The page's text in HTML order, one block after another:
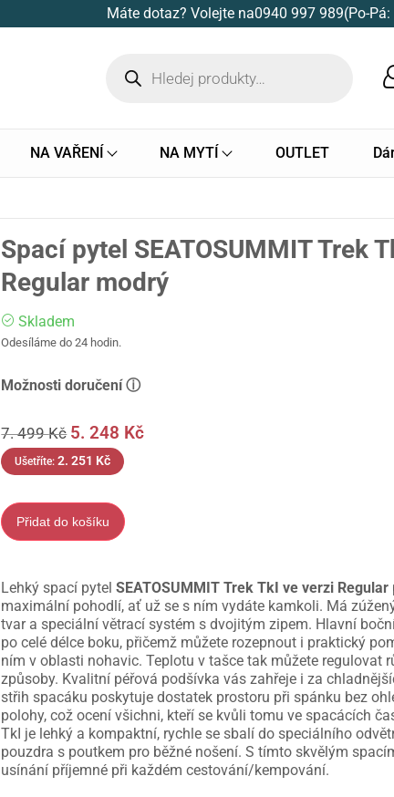
Máte dotaz? Volejte na0940 997 989(Po-
NA VAŘENÍ NA MYTÍ OUTLET
Spací pytel SEATOSUMMIT Trek
Regular modrý
Skladem
Odesíláme do 24 hodin.
Možnosti doručení ⓘ
7. 499Kč 5. 248 Kč
Ušetříte:2. 251 Kč
Přidat do košíku
Lehký spací pytelSEATOSUMMIT Trek TkI ve verzi Regular
maximální pohodlí, ať už se s ním vydáte kamkoli. Má
tvar a speciální větrací systém s dvojitým zipem. Hlavní
po celé délce boku, přičemž můžete rozepnout i praktický
ním v oblasti nohavic. Teplotu v tašce tak můžete regulovat
způsoby. Kvalitní péřová podšívka vás zahřeje i za
střih spacáku poskytuje dostatek prostoru při spánku bez
polohy, což ocení všichni, kteří se kvůli tomu ve spacácích
TkI je lehký a kompaktní, rychle se sbalí do speciálního
pouzdra s poutkem pro běžné nošení. S tímto skvělým
usínání příjemné při každém cestování/kempování.